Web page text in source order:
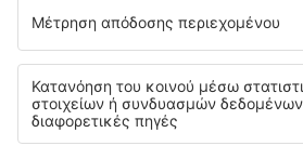
Σχετικά με την eSky
Οι κρατήσεις μου
Πολιτική απορρήτου
Υποστήριξη και επικοινωνία